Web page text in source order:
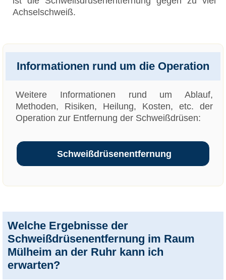
Achselschweiß.
Informationen rund um die Operation
Weitere Informationen rund um Ablauf,
Methoden, Risiken, Heilung, Kosten, etc. der
Operation zur Entfernung der Schweißdrüsen:
Schweißdrüsenentfernung
Welche Ergebnisse der
Schweißdrüsenentfernung im Raum
Mülheim an der Ruhr kann ich
erwarten?